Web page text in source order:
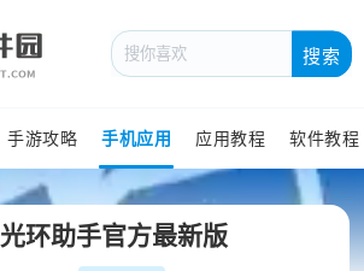
搜索
手游攻略 手机应用 应用教程 软件教程
光环助手官方最新版